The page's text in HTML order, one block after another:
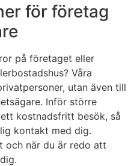
för företag
på företaget eller
Våra
utan även till
Inför större
kostnadsfritt besök, så
kontakt med dig.
och när du är redo att